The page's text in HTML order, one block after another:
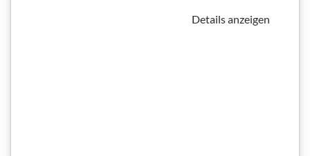
Details anzeigen